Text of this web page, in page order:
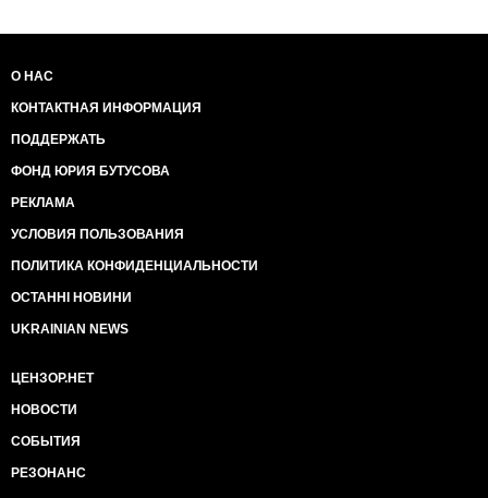
О НАС
КОНТАКТНАЯ ИНФОРМАЦИЯ
ПОДДЕРЖАТЬ
ФОНД ЮРИЯ БУТУСОВА
РЕКЛАМА
УСЛОВИЯ ПОЛЬЗОВАНИЯ
ПОЛИТИКА КОНФИДЕНЦИАЛЬНОСТИ
ОСТАННІ НОВИНИ
UKRAINIAN NEWS
ЦЕНЗОР.НЕТ
НОВОСТИ
СОБЫТИЯ
РЕЗОНАНС